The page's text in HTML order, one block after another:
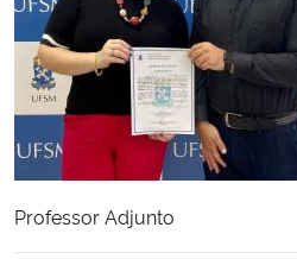
Ministério do Meio Ambiente
Ministério do Turismo
Ministério do Desenvolvimento Regional
Controladoria-Geral da União
Professor Adjunto